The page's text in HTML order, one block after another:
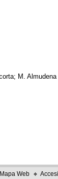
M.
Mapa Web